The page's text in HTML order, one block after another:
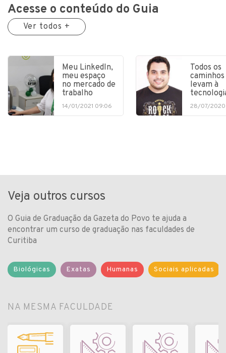
Acesse o conteúdo do Guia
Ver todos +
Meu LinkedIn,
meu espaço
no mercado de
trabalho
14/01/2021 09:06
Todos os
caminhos
levam à
28/07/2020
Veja outros cursos
O Guia de Graduação da Gazeta do Povo te ajuda a
encontrar um curso de graduação nas faculdades de
Curitiba
Biológicas Exatas Humanas Sociais aplicadas
NA MESMA FACULDADE